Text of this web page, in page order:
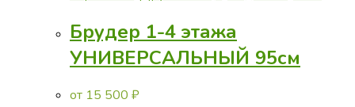
Брудер 1-4 этажа
УНИВЕРСАЛЬНЫЙ 95см
от 15 500 ₽